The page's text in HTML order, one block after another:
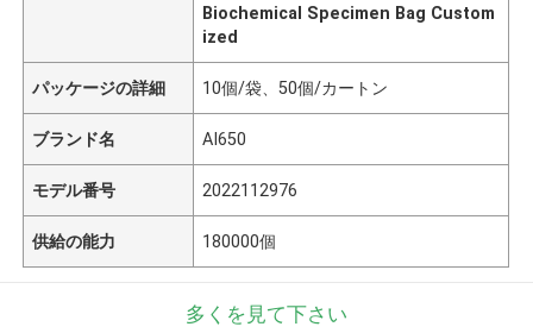
Biochemical Specimen Bag Custom
ized
パッケージの詳細 10個/袋、50個/カートン
ブランド名 AI650
モデル番号 2022112976
供給の能力 180000個
多くを見て下さい